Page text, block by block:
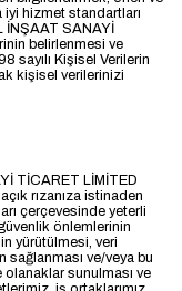
hizmet standartları
İNŞAAT SANAYİ
belirlenmesi ve
sayılı Kişisel Verilerin
kişisel verilerinizi
TİCARET LİMİTED
rızanıza istinaden
çerçevesinde yeterli
önlemlerinin
yürütülmesi, veri
ve/veya bu
olanaklar sunulması ve